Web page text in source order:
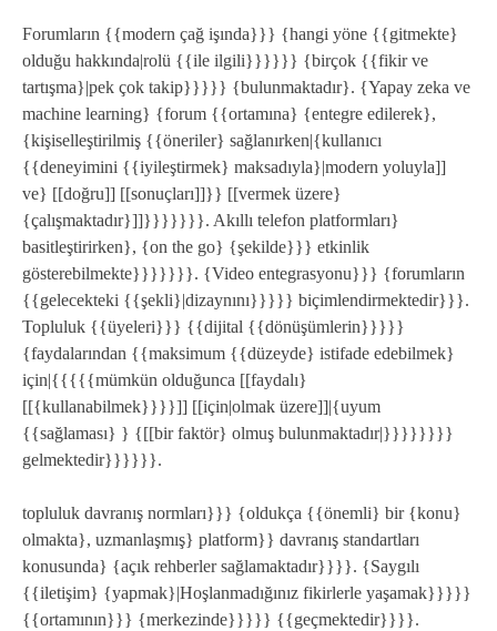
Forumların {{modern çağ işında}}} {hangi yöne {{gitmekte}
olduğu hakkında|rolü {{ile ilgili}}}}}} {birçok {{fikir ve
tartışma}|pek çok takip}}}}} {bulunmaktadır}. {Yapay zeka ve
machine learning} {forum {{ortamına} {entegre edilerek},
{kişiselleştirilmiş {{öneriler} sağlanırken|{kullanıcı
{{deneyimini {{iyileştirmek} maksadıyla}|modern yoluyla]]
ve} [[doğru]] [[sonuçları]]}} [[vermek üzere}
{çalışmaktadır}]]}}}}}}}. Akıllı telefon platformları}
basitleştirirken}, {on the go} {şekilde}}} etkinlik
gösterebilmekte}}}}}}}. {Video entegrasyonu}}} {forumların
{{gelecekteki {{şekli}|dizaynını}}}}} biçimlendirmektedir}}}.
Topluluk {{üyeleri}}} {{dijital {{dönüşümlerin}}}}}
{faydalarından {{maksimum {{düzeyde} istifade edebilmek}
için|{{{{{mümkün olduğunca [[faydalı}
[[{kullanabilmek}}}}]] [[için|olmak üzere]]|{uyum
{{sağlaması} } {[[bir faktör} olmuş bulunmaktadır|}}}}}}}}
gelmektedir}}}}}}.
topluluk davranış normları}}} {oldukça {{önemli} bir {konu}
olmakta}, uzmanlaşmış} platform}} davranış standartları
konusunda} {açık rehberler sağlamaktadır}}}}. {Saygılı
{{iletişim} {yapmak}|Hoşlanmadığınız fikirlerle yaşamak}}}}}
{{ortamının}}} {merkezinde}}}}} {{geçmektedir}}}}.